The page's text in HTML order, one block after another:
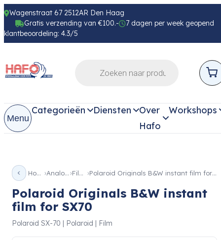
Wagenstraat 67 2512AR Den Haag
Gratis verzending van €100.-
7 dagen per week geopend
klantbeoordeling: 4.3/5
Menu
Categorieën Diensten
Over
Hafo
Workshops
Home Analoog Films Polaroid Originals B&W instant film for SX70
Polaroid Originals B&W instant
film for SX70
Polaroid SX-70 | Polaroid | Film